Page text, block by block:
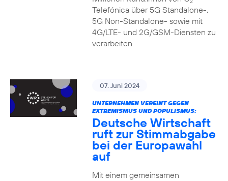
Telefónica über 5G Standalone-,
5G Non-Standalone- sowie mit
4G/LTE- und 2G/GSM-Diensten zu
verarbeiten.
07. Juni 2024
UNTERNEHMEN VEREINT GEGEN
EXTREMISMUS UND POPULISMUS:
Deutsche Wirtschaft
ruft zur Stimmabgabe
bei der Europawahl
auf
Mit einem gemeinsamen